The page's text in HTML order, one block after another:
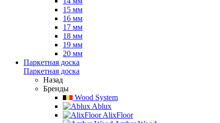
15 мм
16 мм
17 мм
18 мм
19 мм
20 мм
Паркетная доска
Паркетная доска
Назад
Бренды
Wood System
Ablux
AlixFloor